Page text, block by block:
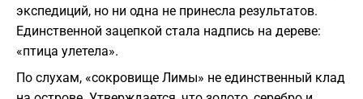
экспедиций, но ни одна не принесла результатов.
Единственной зацепкой стала надпись на дереве:
«птица улетела».
По слухам, «сокровище Лимы» не единственный клад